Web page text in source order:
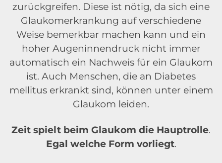
zurückgreifen. Diese ist nötig, da sich eine
Glaukomerkrankung auf verschiedene
Weise bemerkbar machen kann und ein
hoher Augeninnendruck nicht immer
automatisch ein Nachweis für ein Glaukom
ist. Auch Menschen, die an Diabetes
mellitus erkrankt sind, können unter einem
Glaukom leiden.
Zeit spielt beim Glaukom die Hauptrolle.
Egal welche Form vorliegt.